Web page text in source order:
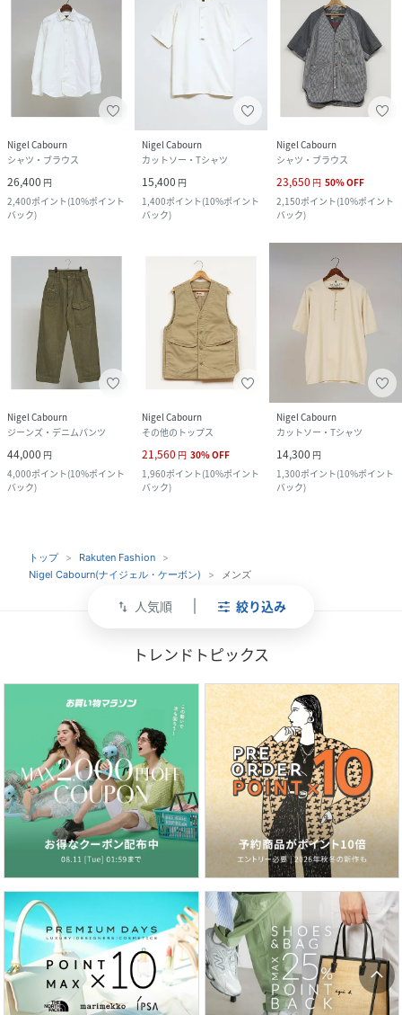
swap_vert 人気順 絞り込み
Nigel Cabourn
シャツ・ブラウス
26,400 円
2,400ポイント(10%ポイント
バック)
Nigel Cabourn
カットソー・Tシャツ
15,400 円
1,400ポイント(10%ポイント
バック)
Nigel Cabourn
シャツ・ブラウス
23,650 円 50%OFF
2,150ポイント(10%ポイント
バック)
Nigel Cabourn
ジーンズ・デニムパンツ
44,000 円
4,000ポイント(10%ポイント
バック)
Nigel Cabourn
その他のトップス
21,560 円 30%OFF
1,960ポイント(10%ポイント
バック)
Nigel Cabourn
カットソー・Tシャツ
14,300 円
1,300ポイント(10%ポイント
バック)
トップ
Rakuten Fashion
Nigel Cabourn(ナイジェル・ケーボン)
メンズ
トレンドトピックス